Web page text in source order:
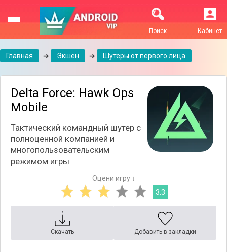
Кабинет
Поиск
Главная ➔ Экшен ➔ Шутеры от первого лица
Delta Force: Hawk Ops
Mobile
Тактический командный шутер с
полноценной компанией и
многопользовательским
режимом игры
Оцени игру ↓
3.3
Скачать Добавить в закладки